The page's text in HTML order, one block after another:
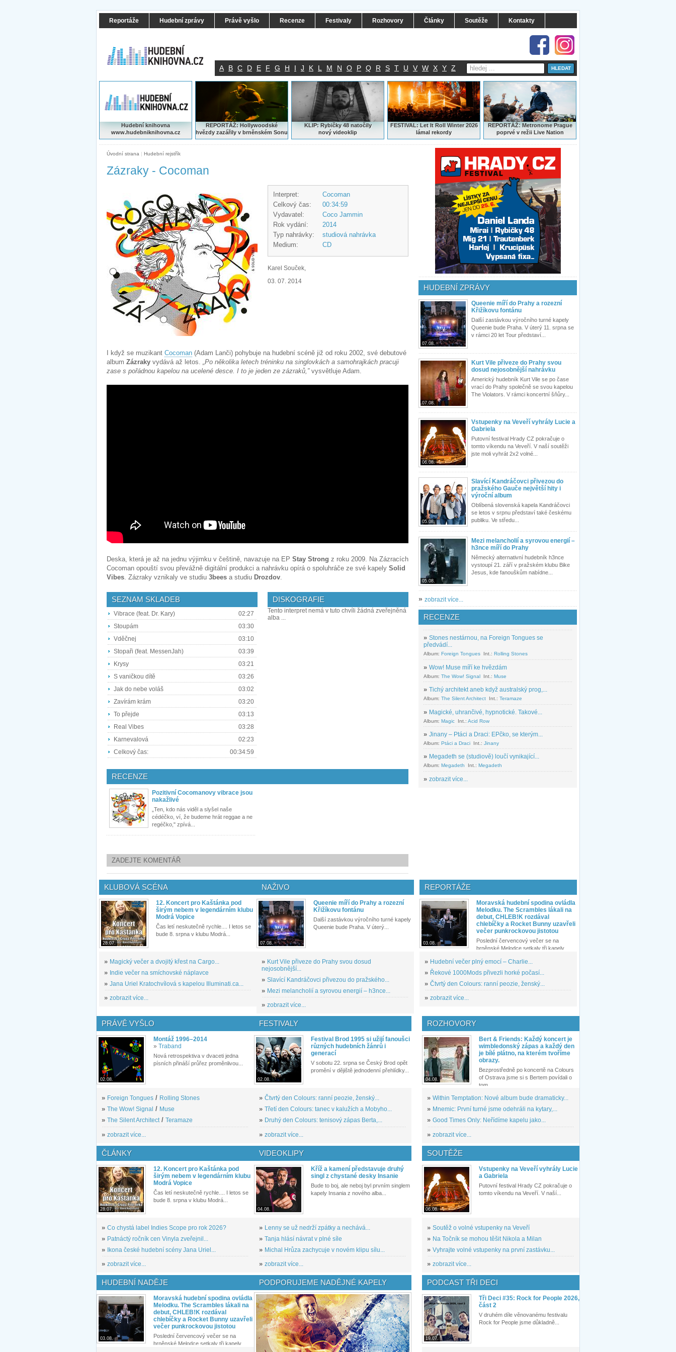
Reportáže Hudební zprávy Právě vyšlo Recenze Festivaly Rozhovory Články Soutěže Kontakty
A B C D E F G H I J K L M N O P Q R S T U V W X Y Z
Hudební knihovna
www.hudebniknihovna.cz
REPORTÁŽ: Hollywoodské
hvězdy zazářily v brněnském Sonu
KLIP: Rybičky 48 natočily
nový videoklip
FESTIVAL: Let It Roll Winter 2026
lámal rekordy
REPORTÁŽ:Metronome Prague
poprvé v režii Live Nation
Úvodní strana | Hudební rejstřík
Zázraky - Cocoman
Interpret:
Cocoman
Celkový čas:
00:34:59
Vydavatel:
Coco Jammin
Rok vydání:
2014
Typ nahrávky:
studiová nahrávka
Medium:
CD
Karel Souček,
03. 07. 2014
I když se muzikant Cocoman (Adam Lanči) pohybuje na hudební scéně již od roku 2002, své debutové
album Zázraky vydává až letos. „Po několika letech tréninku na singlovkách a samohrajkách pracuji
zase s pořádnou kapelou na ucelené desce. I to je jeden ze zázraků,” vysvětluje Adam.
Deska, která je až na jednu výjimku v češtině, navazuje na EP Stay Strong z roku 2009. Na Zázracích
Cocoman opouští svou převážně digitální produkci a nahrávku opírá o spoluhráče ze své kapely Solid
Vibes. Zázraky vznikaly ve studiu 3bees a studiu Drozdov.
SEZNAM SKLADEB
Vibrace (feat. Dr. Kary)
02:27
Stoupám
03:30
Vděčnej
03:10
Stopaři (feat. MessenJah)
03:39
Krysy
03:21
S vaničkou dítě
03:26
Jak do nebe voláš
03:02
Zavírám krám
03:20
To přejde
03:13
Real Vibes
03:28
Karnevalová
02:23
Celkový čas:
00:34:59
DISKOGRAFIE
Tento interpret nemá v tuto chvíli žádná zveřejněná
alba ...
RECENZE
Pozitivní Cocomanovy vibrace jsou
nakažlivé
„Ten, kdo nás viděl a slyšel naše
cédéčko, ví, že budeme hrát reggae a ne
regéčko," zpívá...
ZADEJTE KOMENTÁŘ
HUDEBNÍ ZPRÁVY
07.08.
Queenie míří do Prahy a rozezní
Křižíkovu fontánu
Další zastávkou výročního turné kapely
Queenie bude Praha. V úterý 11. srpna se
v rámci 20 let Tour představí...
07.08.
Kurt Vile přiveze do Prahy svou
dosud nejosobnější nahrávku
Americký hudebník Kurt Vile se po čase
vrací do Prahy společně se svou kapelou
The Violators. V rámci koncertní šňůry...
06.08.
Vstupenky na Veveří vyhrály Lucie a
Gabriela
Putovní festival Hrady CZ pokračuje o
tomto víkendu na Veveří. V naší soutěži
jste moli vyhrát 2x2 volné...
05.08.
Slavící Kandráčovci přivezou do
pražského Gauče největší hity i
výroční album
Oblíbená slovenská kapela Kandráčovci
se letos v srpnu představí také českému
publiku. Ve středu...
05.08.
Mezi melancholií a syrovou energií –
h3nce míří do Prahy
Německý alternativní hudebník h3nce
vystoupí 21. září v pražském klubu Bike
Jesus, kde fanouškům nabídne...
» zobrazit více...
RECENZE
» Stones nestárnou, na Foreign Tongues se
předvádí...
Album: Foreign Tongues Int.: Rolling Stones
» Wow! Muse míří ke hvězdám
Album: The Wow! Signal Int.: Muse
» Tichý architekt aneb když australský prog,...
Album: The Silent Architect Int.: Teramaze
» Magické, uhrančivé, hypnotické. Takové...
Album: Magic Int.: Acid Row
» Jinany – Ptáci a Draci: EPčko, se kterým...
Album: Ptáci a Draci Int.: Jinany
» Megadeth se (studiově) loučí vynikající...
Album: Megadeth Int.: Megadeth
» zobrazit více...
KLUBOVÁ SCÉNA
28.07.
12. Koncert pro Kaštánka pod
širým nebem v legendárním klubu
Modrá Vopice
Čas letí neskutečně rychle.... I letos se
bude 8. srpna v klubu Modrá...
» Magický večer a dvojitý křest na Cargo...
» Indie večer na smíchovské náplavce
» Jana Uriel Kratochvílová s kapelou Illuminati.ca...
» zobrazit více...
NAŽIVO
07.08.
Queenie míří do Prahy a rozezní
Křižíkovu fontánu
Další zastávkou výročního turné kapely
Queenie bude Praha. V úterý...
» Kurt Vile přiveze do Prahy svou dosud
nejosobnější...
» Slavící Kandráčovci přivezou do pražského...
» Mezi melancholií a syrovou energií – h3nce...
» zobrazit více...
REPORTÁŽE
03.08.
Moravská hudební spodina ovládla
Melodku. The Scrambles lákali na
debut, CHLEB!K rozdával
chlebíčky a Rocket Bunny uzavřeli
večer punkrockovou jistotou
Poslední červencový večer se na
brněnské Melodce setkaly tři kapely...
» Hudební večer plný emocí – Charlie...
» Řekové 1000Mods přivezli horké počasí...
» Čtvrtý den Colours: ranní peozie, ženský...
» zobrazit více...
PRÁVĚ VYŠLO
02.08.
Montáž 1996–2014
» Traband
Nová retrospektiva v dvaceti jedna
písních přináší průřez proměnlivou...
» Foreign Tongues / Rolling Stones
» The Wow! Signal / Muse
» The Silent Architect/ Teramaze
» zobrazit více...
FESTIVALY
02.08.
Festival Brod 1995 si užijí fanoušci
různých hudebních žánrů i
generací
V sobotu 22. srpna se Český Brod opět
promění v dějiště jednodenní přehlídky...
» Čtvrtý den Colours: ranní peozie, ženský...
» Třetí den Colours: tanec v kalužích a Mobyho...
» Druhý den Colours: tenisový zápas Berta,...
» zobrazit více...
ROZHOVORY
04.08.
Bert & Friends: Každý koncert je
wimbledonský zápas a každý den
je bílé plátno, na kterém tvoříme
obrazy.
Bezprostředně po koncertě na Colours
of Ostrava jsme si s Bertem povídali o
tom,...
» Within Temptation: Nové album bude dramaticky...
» Mnemic: První turné jsme odehráli na kytary,...
» Good Times Only: Neřídíme kapelu jako...
» zobrazit více...
ČLÁNKY
28.07.
12. Koncert pro Kaštánka pod
širým nebem v legendárním klubu
Modrá Vopice
Čas letí neskutečně rychle.... I letos se
bude 8. srpna v klubu Modrá...
» Co chystá label Indies Scope pro rok 2026?
» Patnáctý ročník cen Vinyla zveřejnil...
» Ikona české hudební scény Jana Uriel...
» zobrazit více...
VIDEOKLIPY
04.08.
Kříž a kamení představuje druhý
singl z chystané desky Insanie
Bude to boj, ale neboj byl prvním singlem
kapely Insania z nového alba...
» Lenny se už nedrží zpátky a nechává...
» Tanja hlásí návrat v plné síle
» Michal Hrůza zachycuje v novém klipu sílu...
» zobrazit více...
SOUTĚŽE
06.08.
Vstupenky na Veveří vyhrály Lucie
a Gabriela
Putovní festival Hrady CZ pokračuje o
tomto víkendu na Veveří. V naší...
» Soutěž o volné vstupenky na Veveří
» Na Točník se mohou těšit Nikola a Milan
» Vyhrajte volné vstupenky na první zastávku...
» zobrazit více...
HUDEBNÍ NADĚJE
03.08.
Moravská hudební spodina ovládla
Melodku. The Scrambles lákali na
debut, CHLEB!K rozdával
chlebíčky a Rocket Bunny uzavřeli
večer punkrockovou jistotou
Poslední červencový večer se na
brněnské Melodce setkaly tři kapely...
PODPORUJEME NADĚJNÉ KAPELY PODCAST TŘI DECI
19.07.
Tři Deci #35: Rock for People 2026,
část 2
V druhém díle věnovanému festivalu
Rock for People jsme důkladně...